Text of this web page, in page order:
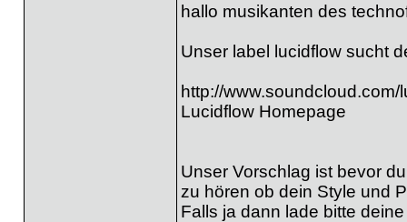
hallo musikanten des
Unser label lucidflow sucht
http://www.soundcloud.com/
Lucidflow Homepage
Unser Vorschlag ist bevor
zu hören ob dein Style und
Falls ja dann lade bitte